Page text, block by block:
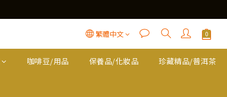
繁體中文
咖啡豆/用品 保養品/化妝品 珍藏精品/普洱茶